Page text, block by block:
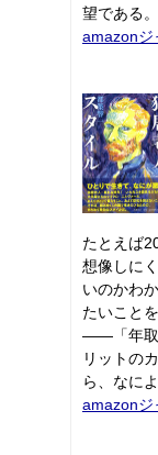
望である。
amazonジ
たとえば
想像しに
いのかわ
たいこと
――「年取
リットの
ら、なに
amazonジ